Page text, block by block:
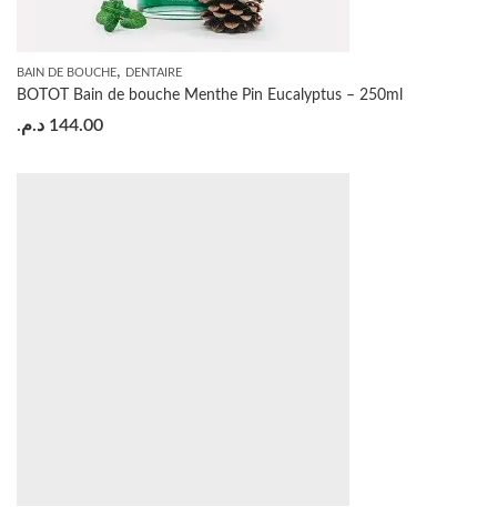
BAIN DE BOUCHE, DENTAIRE
BOTOT Bain de bouche Menthe Pin Eucalyptus – 250ml
144.00 د.م.